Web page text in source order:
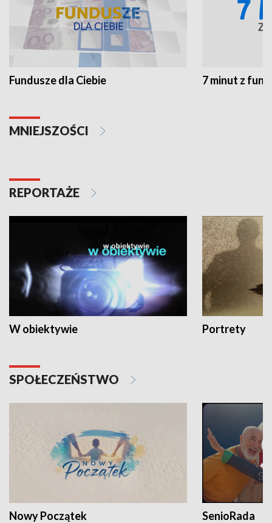
Fundusze dla Ciebie 7 minut z
MNIEJSZOŚCI
REPORTAŻE
W obiektywie Portrety
SPOŁECZEŃSTWO
Nowy Początek SenioRada